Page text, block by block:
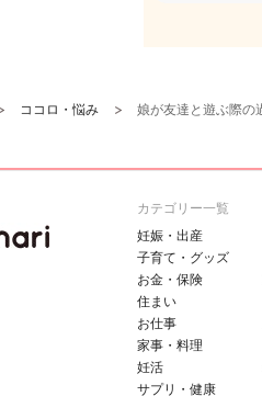
ココロ・悩み 娘が友達と遊ぶ際の
カテゴリー一覧
妊娠・出産
子育て・グッズ
お金・保険
住まい
お仕事
家事・料理
妊活
サプリ・健康